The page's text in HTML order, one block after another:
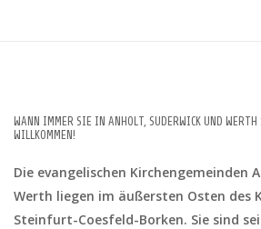
WANN IMMER SIE IN ANHOLT, SUDERWICK UND
WILLKOMMEN!
Die evangelischen Kirchengemeinden
Werth liegen im äußersten Osten des
Steinfurt-Coesfeld-Borken. Sie sind